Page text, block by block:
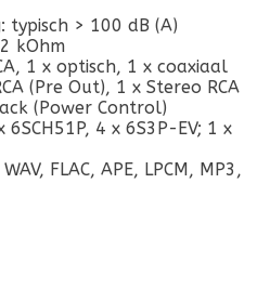
typisch > 100 dB (A)
kOhm
1 x optisch, 1 x coaxiaal
(Pre Out), 1 x Stereo RCA
(Power Control)
6SCH51P, 4 x 6S3P-EV; 1 x
FLAC, APE, LPCM, MP3,